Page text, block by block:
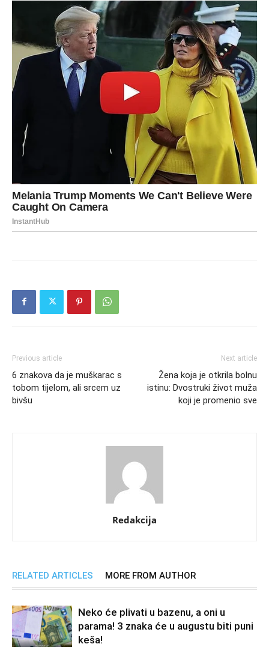
Previous article
6 znakova da je muškarac s
tobom tijelom, ali srcem uz
bivšu
Next article
Žena koja je otkrila bolnu
istinu: Dvostruki život muža
koji je promenio sve
Redakcija
RELATED ARTICLES MORE FROM AUTHOR
Neko će plivati u bazenu, a oni u
parama! 3 znaka će u augustu biti puni
keša!